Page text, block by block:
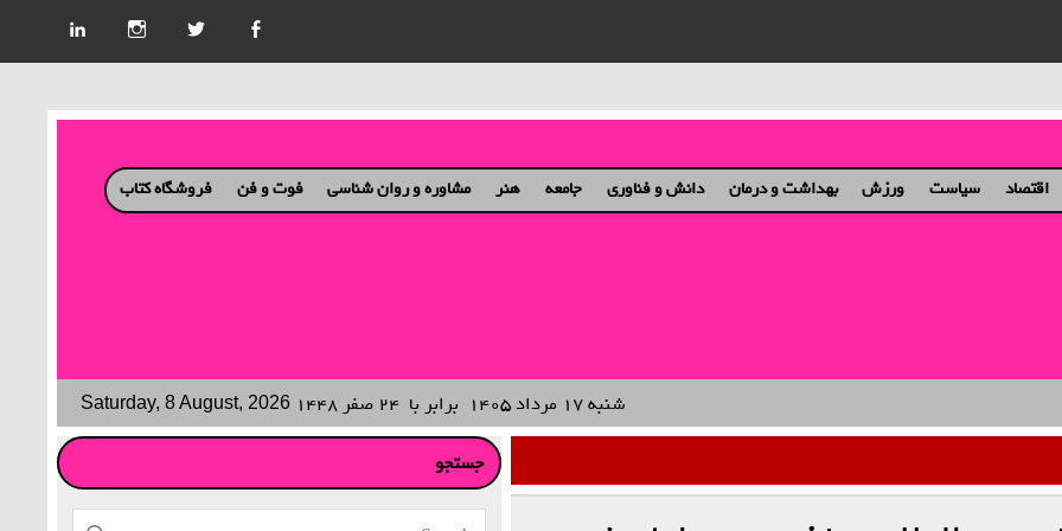
و دختران اقتصاد سیاست ورزش بهداشت و درمان دانش و فناوری جامعه هنر مشاوره و روان شناسی فوت و فن فروشگاه کتاب
و راویان صادق شنبه ۱۷ مرداد ۱۴۰۵ برابر با ۲۴ صفر ۱۴۴۸ Saturday, 8 August, 2026
جستجو